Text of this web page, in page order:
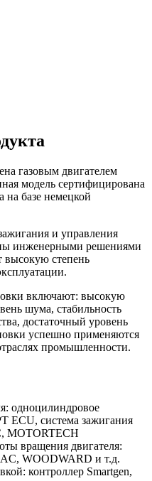
газовым двигателем
модель сертифицирована
на базе немецкой
и управления
инженерными решениями
высокую степень
включают: высокую
шума, стабильность
достаточный уровень
успешно применяются
промышленности.
одноцилиндровое
ECU, система зажигания
MOTORTECH
вращения двигателя:
WOODWARD и т.д.
контроллер Smartgen,